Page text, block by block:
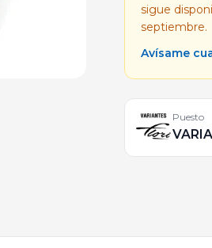
sigue
septiembre.
Avísame
Puesto